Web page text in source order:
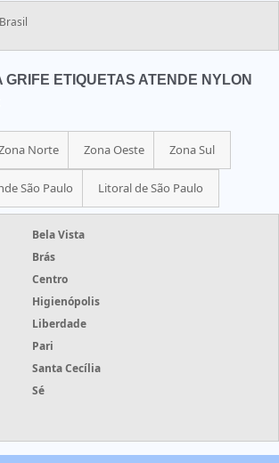
GRIFE ETIQUETAS ATENDE NYLON
Norte Zona Oeste Zona Sul
São Paulo Litoral de São Paulo
Bela Vista
Brás
Centro
Higienópolis
Liberdade
Pari
Santa Cecília
Sé